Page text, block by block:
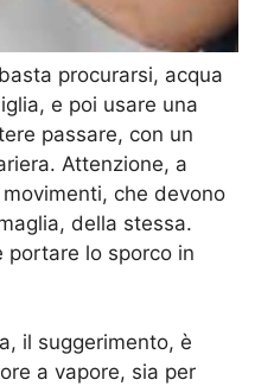
procurarsi, acqua
e poi usare una
passare, con un
Attenzione, a
che devono
della stessa.
portare lo sporco in
il suggerimento, è
a vapore, sia per